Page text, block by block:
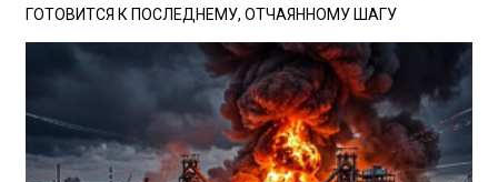
ГОТОВИТСЯ К ПОСЛЕДНЕМУ, ОТЧАЯННОМУ ШАГУ